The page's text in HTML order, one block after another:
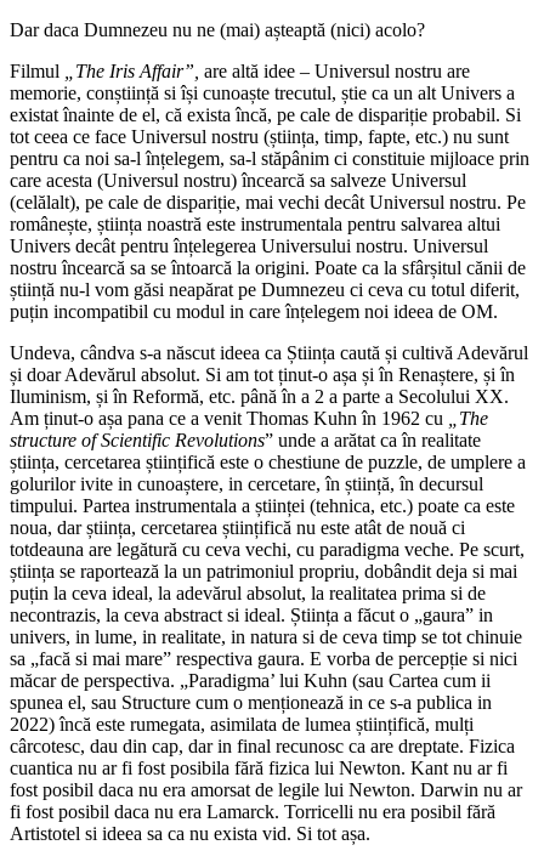
Dar daca Dumnezeu nu ne (mai) așteaptă (nici) acolo?
Filmul
„The Iris Affair”, are altă idee – Universul nostru are
memorie, conștiință si își cunoaște trecutul, știe ca un alt Univers a
existat înainte de el, că exista încă, pe cale de dispariție probabil. Si
tot ceea ce face Universul nostru (știința, timp, fapte, etc.) nu sunt
pentru ca noi sa-l înțelegem, sa-l stăpânim ci constituie mijloace prin
care acesta (Universul nostru) încearcă sa salveze Universul
(celălalt), pe cale de dispariție, mai vechi decât Universul nostru. Pe
românește, știința noastră este instrumentala pentru salvarea altui
Univers decât pentru înțelegerea Universului nostru. Universul
nostru încearcă sa se întoarcă la origini. Poate ca la sfârșitul cănii de
știință nu-l vom găsi neapărat pe Dumnezeu ci ceva cu totul diferit,
puțin incompatibil cu modul in care înțelegem noi ideea de OM.
Undeva, cândva s-a născut ideea ca Știința caută și cultivă Adevărul
și doar Adevărul absolut. Si am tot ținut-o așa și în Renaștere, și în
Iluminism, și în Reformă, etc. până în a 2 a parte a Secolului XX.
Am ținut-o așa pana ce a venit Thomas Kuhn în 1962 cu
„The
structure of Scientific Revolutions” unde a arătat ca în realitate
știința, cercetarea științifică este o chestiune de puzzle, de umplere a
golurilor ivite in cunoaștere, in cercetare, în știință, în decursul
timpului. Partea instrumentala a științei (tehnica, etc.) poate ca este
noua, dar știința, cercetarea științifică nu este atât de nouă ci
totdeauna are legătură cu ceva vechi, cu paradigma veche. Pe scurt,
știința se raportează la un patrimoniul propriu, dobândit deja si mai
puțin la ceva ideal, la adevărul absolut, la realitatea prima si de
necontrazis, la ceva abstract si ideal. Știința a făcut o „gaura” in
univers, in lume, in realitate, in natura si de ceva timp se tot chinuie
sa „facă si mai mare” respectiva gaura. E vorba de percepție si nici
măcar de perspectiva. „Paradigma’ lui Kuhn (sau Cartea cum ii
spunea el, sau Structure cum o menționează in ce s-a publica in
2022) încă este rumegata, asimilata de lumea științifică, mulți
cârcotesc, dau din cap, dar in final recunosc ca are dreptate. Fizica
cuantica nu ar fi fost posibila fără fizica lui Newton. Kant nu ar fi
fost posibil daca nu era amorsat de legile lui Newton. Darwin nu ar
fi fost posibil daca nu era Lamarck. Torricelli nu era posibil fără
Artistotel si ideea sa ca nu exista vid. Si tot așa.